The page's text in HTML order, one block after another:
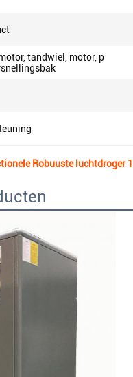
tandwiel, motor, p
Robuuste luchtdroger